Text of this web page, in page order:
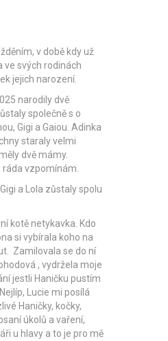
v době kdy už
ve svých rodinách
jejich narození.
narodily dvě
společně s o
Gigi a Gaiou. Adinka
staraly velmi
dvě mámy.
ráda vzpomínám.
a Lola zůstaly spolu
kotě netykavka. Kdo
si vybírala koho na
Zamilovala se do ní
, vydržela moje
jestli Haničku pustím
Lucie mi posílá
Haničky, kočky,
úkolů a vaření,
u hlavy a to je pro mě